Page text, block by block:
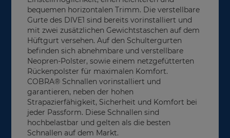
bequemen horizontalen Trimm. Die verstellbare
Gurte des DIVE1 sind bereits vorinstalliert und
mit zwei zusätzlichen Gewichtstaschen auf dem
Hüftgurt versehen. Auf den Schultergurten
befinden sich abnehmbare und verstellbare
Neopren-Polster, sowie einem netzgefütterten
Rückenpolster für maximalen Komfort.
COBRA® Schnallen vorinstalliert und
garantieren, neben der hohen
Strapazierfähigkeit, Sicherheit und Komfort bei
jeder Passform. Diese Schnallen sind
hochbelastbar und gelten als die besten
Schnallen auf dem Markt.